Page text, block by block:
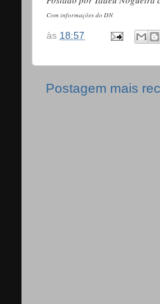
Com informações do DN
às 18:57
Postagem mais